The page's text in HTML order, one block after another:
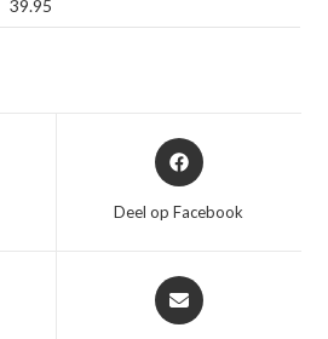
39.95
Opent
in
nieuw
Deel op Facebook
Opent
in